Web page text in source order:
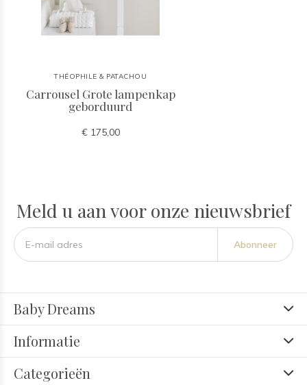
THÉOPHILE & PATACHOU
Carrousel Grote lampenkap
geborduurd
€ 175,00
Meld u aan voor onze nieuwsbrief
Abonneer
Baby Dreams
Informatie
Categorieën